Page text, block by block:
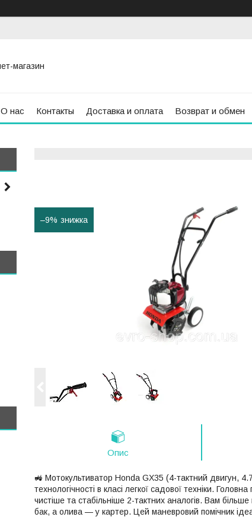
магазин
О нас Контакты Доставка и оплата Возврат и обмен
–9%
Опис
🚜 Мотокультиватор Honda GX35 (4-тактний двигун,
технологічності в класі легкої садової техніки.
чистіше та стабільніше 2-тактних аналогів. Вам
бак, а олива — у картер. Цей маневровий помічник